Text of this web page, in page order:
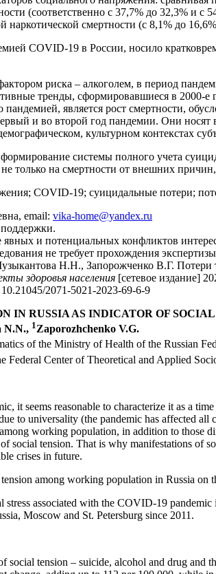
(соответственно с 37,7% до 32,3% и
смертности (с 8,1% до
COVID-19 в России, носило
риска – алкоголем, в период
тренды, сформировавшиеся в
является рост смертности,
и во второй год пандемии. Они
культурном контекстах
системы полного учета
только на смертности от внешних
COVID-19; суицидальные потери;
email: vika-home@yandex.ru
и потенциальных конфликтов
не требует прохождения
Н.Н., Запорожченко В.Г. Потери
здоровья населения [сетевое издание]
10.21045/2071-5021-2023-69-6-9
IN RUSSIA AS INDICATOR OF
N.N., 1 Zaporozhchenko V.G.
of the Ministry of Health of the Russian
Federal Center of Theoretical and Applied
it seems reasonable to characterize it as a
to universality (the pandemic has affected
working population, in addition to
social tension. That is why manifestations of
crises in future.
among working population in Russia on
stress associated with the COVID-19
Moscow and St. Petersburg since 2011.
tension – suicide, alcohol and drug and